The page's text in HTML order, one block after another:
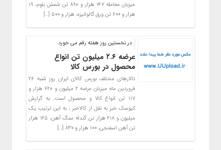
میزبان معامله ۱۴۷ هزار و ۸۹۰ تن شمش بلوم، ۱۹
هزار و ۶۰۰ تن ورق گالوانیزه، هزار و ۵۰۰ […]
در نخستین روز هفته رقم می خورد
عرضه ۲.۶ میلیون تن انواع
محصول در بورس کالا
تالارهای مختلف بورس کالای ایران روز شنبه ۲۶
فروردین ماه میزبان عرضه ۲ میلیون و ۶۲۰ هزار و
۱۱۷ تن انواع کالا و محصول است. به گزارش
کیوسک خبر به نقل از کالاخبر ، به این ترتیب یک
میلیون و ۲۱۸ هزار تن گندله سنگ آهن، ۱۲۵ هزار
تن آهن اسفنجی، ۱۰۰ هزار و ۸۳۰ […]